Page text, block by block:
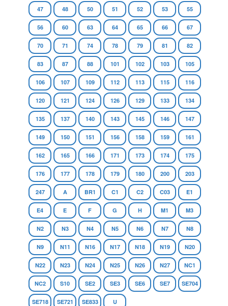
47 48 50 51 52 53 55
56 60 63 64 65 66 67
70 71 74 78 79 81 82
83 87 88 101 102 103 105
106 107 109 112 113 115 116
120 121 124 126 129 133 134
135 137 140 143 145 146 147
149 150 151 156 158 159 161
162 165 166 171 173 174 175
176 177 178 179 180 200 203
247 A BR1 C1 C2 C03 E1
E4 E F G H M1 M3
N2 N3 N4 N5 N6 N7 N8
N9 N11 N16 N17 N18 N19 N20
N22 N23 N24 N25 N26 N27 NC1
NC2 S10 SE2 SE3 SE6 SE7 SE704
SE718 SE721 SE833 U